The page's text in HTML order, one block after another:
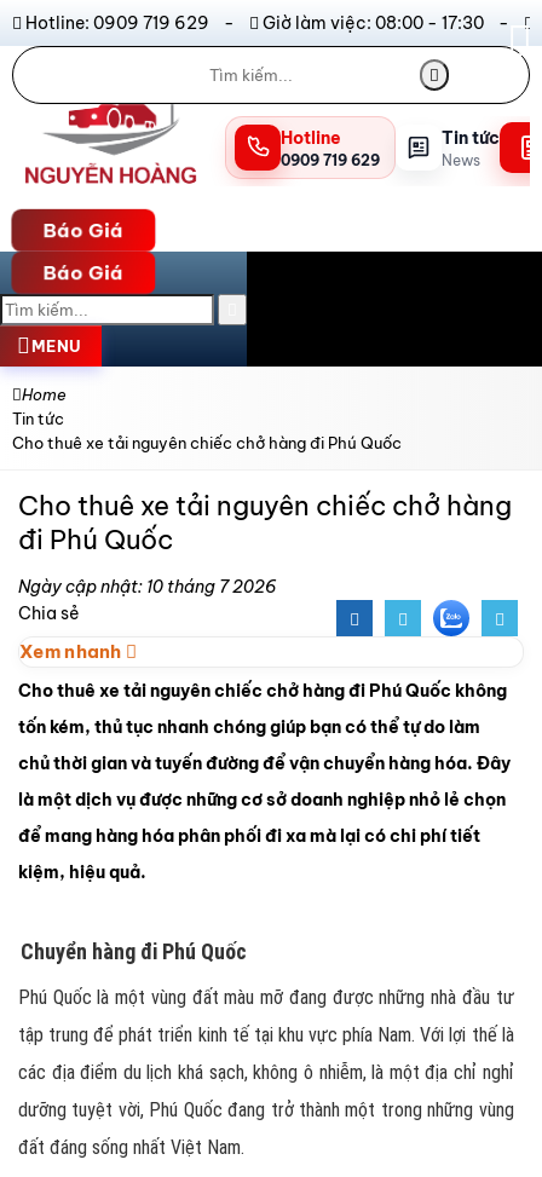
Hotline: 0909 719 629 - Giờ làm việc: 08:00 - 17:30 -
Báo Giá
Hotline
0909 719 629
Tin tức
News
Báo Giá
MENU
Home
Tin tức
Cho thuê xe tải nguyên chiếc chở hàng đi Phú Quốc
Cho thuê xe tải nguyên chiếc chở hàng
đi Phú Quốc
Ngày cập nhật: 10 tháng 7 2026
Chia sẻ
Xem nhanh
Cho thuê xe tải nguyên chiếc chở hàng đi Phú Quốc không
tốn kém, thủ tục nhanh chóng giúp bạn có thể tự do làm
chủ thời gian và tuyến đường để vận chuyển hàng hóa. Đây
là một dịch vụ được những cơ sở doanh nghiệp nhỏ lẻ chọn
để mang hàng hóa phân phối đi xa mà lại có chi phí tiết
kiệm, hiệu quả.
Chuyển hàng đi Phú Quốc
Phú Quốc là một vùng đất màu mỡ đang được những nhà đầu tư
tập trung để phát triển kinh tế tại khu vực phía Nam. Với lợi thế là
các địa điểm du lịch khá sạch, không ô nhiễm, là một địa chỉ nghỉ
dưỡng tuyệt vời, Phú Quốc đang trở thành một trong những vùng
đất đáng sống nhất Việt Nam.